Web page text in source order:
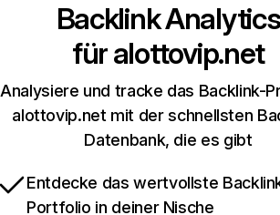
Backlink Analytics
füralottovip.net
Analysiere und tracke das Backlink-
alottovip.net mit der schnellsten
Datenbank, die es gibt
Entdecke das wertvollste
Portfolio in deiner Nische